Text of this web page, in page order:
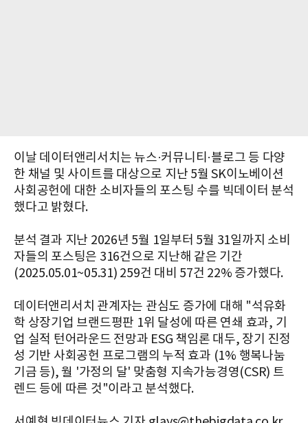
이날 데이터앤리서치는 뉴스·커뮤니티·블로그 등 다양
한 채널 및 사이트를 대상으로 지난 5월 SK이노베이션
사회공헌에 대한 소비자들의 포스팅 수를 빅데이터 분석
했다고 밝혔다.
분석 결과 지난 2026년 5월 1일부터 5월 31일까지 소비
자들의 포스팅은 316건으로 지난해 같은 기간
(2025.05.01~05.31) 259건 대비 57건 22% 증가했다.
데이터앤리서치 관계자는 관심도 증가에 대해 "석유화
학 상장기업 브랜드평판 1위 달성에 따른 연쇄 효과, 기
업 실적 턴어라운드 전망과 ESG 책임론 대두, 장기 진정
성 기반 사회공헌 프로그램의 누적 효과 (1% 행복나눔
기금 등), 월 '가정의 달' 맞춤형 지속가능경영(CSR) 트
렌드 등에 따른 것"이라고 분석했다.